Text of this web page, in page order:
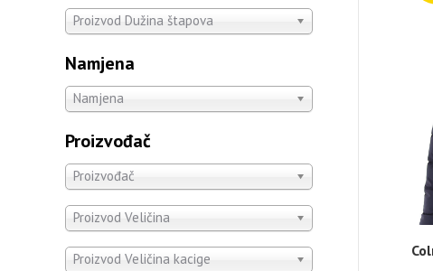
Proizvod Dužina štapova
Namjena
Namjena
Proizvođač
Proizvođač
Proizvod Veličina
Proizvod Veličina kacige